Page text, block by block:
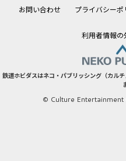
お問い合わせ プライバシーポ
利用者情報の
鉄道ホビダスはネコ・パブリッシング（カル
© Culture Entertainment